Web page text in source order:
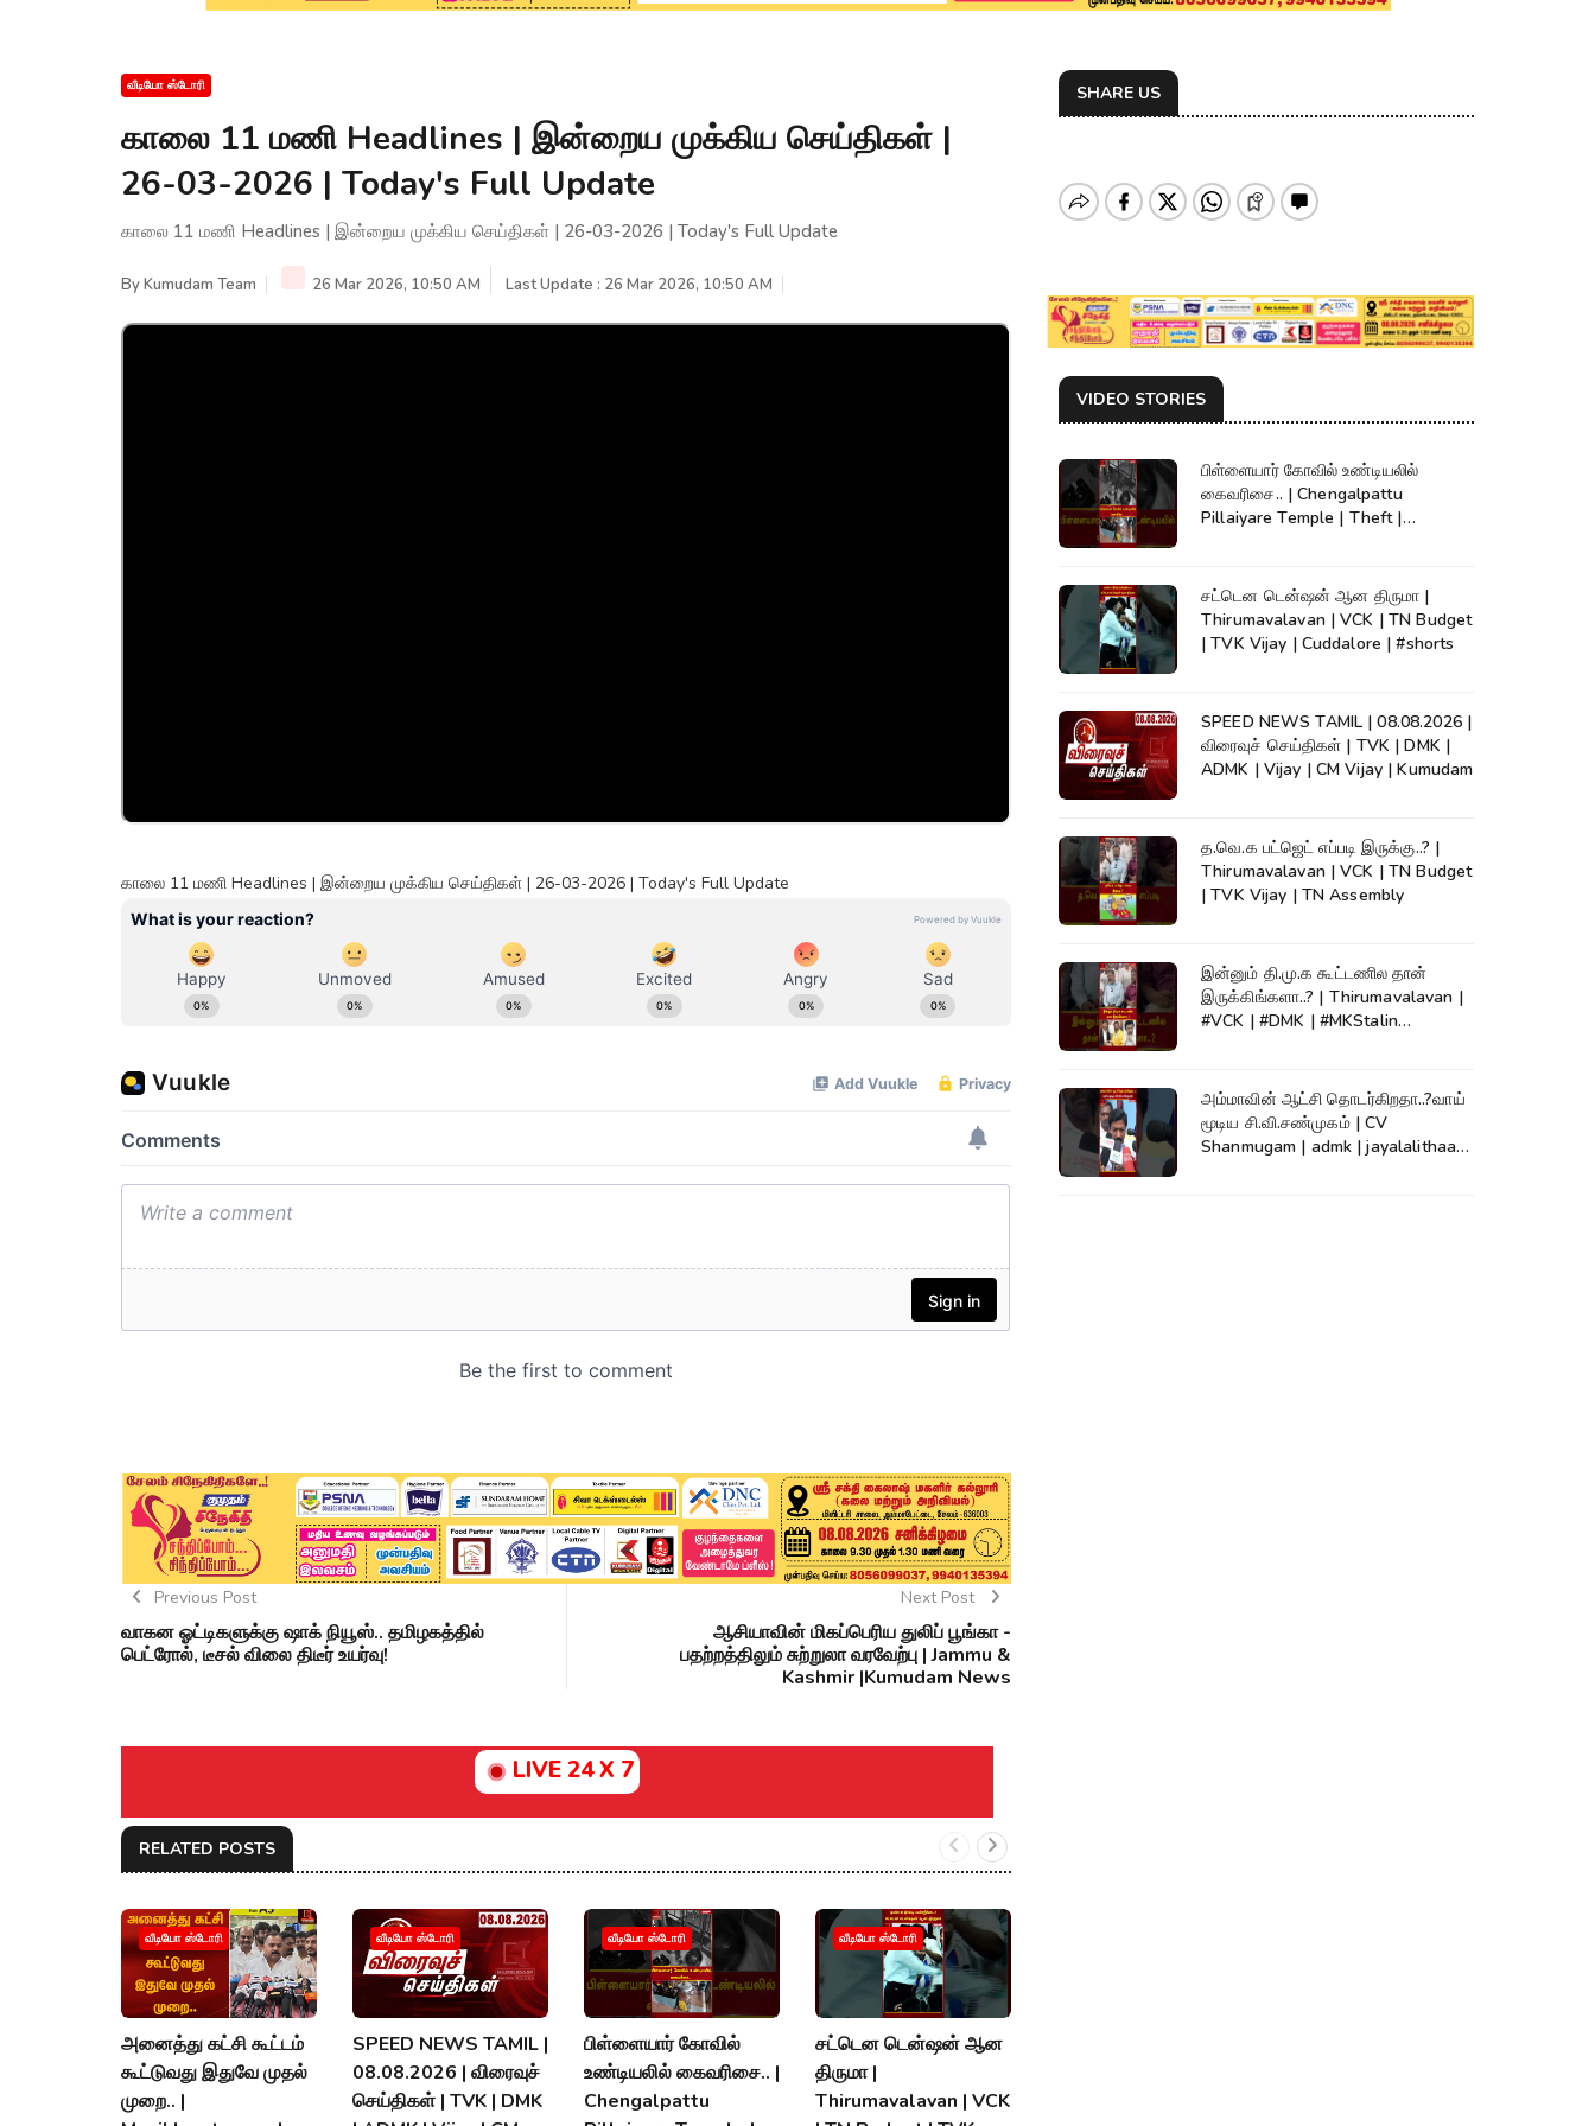
வீடியோ ஸ்டோரி
காலை 11 மணி Headlines | இன்றைய முக்கிய செய்திகள் |
26-03-2026 | Today's Full Update
காலை 11 மணி Headlines | இன்றைய முக்கிய செய்திகள் | 26-03-2026 | Today's Full Update
ByKumudam Team 26 Mar 2026, 10:50 AM Last Update : 26 Mar 2026, 10:50 AM
காலை 11 மணி Headlines | இன்றைய முக்கிய செய்திகள் | 26-03-2026 | Today's Full Update
Previous Post
வாகன ஓட்டிகளுக்கு ஷாக் நியூஸ்.. தமிழகத்தில்
பெட்ரோல், டீசல் விலை திடீர் உயர்வு!
Next Post
ஆசியாவின் மிகப்பெரிய துலிப் பூங்கா -
பதற்றத்திலும் சுற்றுலா வரவேற்பு | Jammu &
Kashmir |Kumudam News
LIVE 24 X 7
RELATED POSTS
வீடியோ ஸ்டோரி
அனைத்து கட்சி கூட்டம்
கூட்டுவது இதுவே முதல்
முறை.. |
வீடியோ ஸ்டோரி
SPEED NEWS TAMIL |
08.08.2026 | விரைவுச்
செய்திகள் | TVK | DMK
வீடியோ ஸ்டோரி
பிள்ளையார் கோவில்
உண்டியலில் கைவரிசை.. |
Chengalpattu
வீடியோ ஸ்டோரி
சட்டென டென்ஷன் ஆன
திருமா |
Thirumavalavan | VCK
SHARE US
VIDEO STORIES
பிள்ளையார் கோவில் உண்டியலில்
கைவரிசை.. | Chengalpattu
Pillaiyare Temple | Theft |
சட்டென டென்ஷன் ஆன திருமா |
Thirumavalavan | VCK | TN Budget
| TVK Vijay | Cuddalore | #shorts
SPEED NEWS TAMIL | 08.08.2026 |
விரைவுச் செய்திகள் | TVK | DMK |
ADMK | Vijay | CM Vijay | Kumudam
த.வெ.க பட்ஜெட் எப்படி இருக்கு..? |
Thirumavalavan | VCK | TN Budget
| TVK Vijay | TN Assembly
இன்னும் தி.மு.க கூட்டணில தான்
இருக்கிங்களா..? | Thirumavalavan |
#VCK | #DMK | #MKStalin
அம்மாவின் ஆட்சி தொடர்கிறதா..?வாய்
மூடிய சி.வி.சண்முகம் | CV
Shanmugam | admk | jayalalithaa |